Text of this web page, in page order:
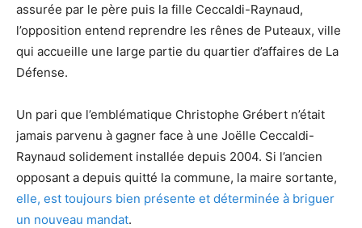
assurée par le père puis la fille Ceccaldi-Raynaud,
l’opposition entend reprendre les rênes de Puteaux, ville
qui accueille une large partie du quartier d’affaires de La
Défense.
Un pari que l’emblématique Christophe Grébert n’était
jamais parvenu à gagner face à une Joëlle Ceccaldi-
Raynaud solidement installée depuis 2004. Si l’ancien
opposant a depuis quitté la commune, la maire sortante,
elle, est toujours bien présente et déterminée à briguer
un nouveau mandat.